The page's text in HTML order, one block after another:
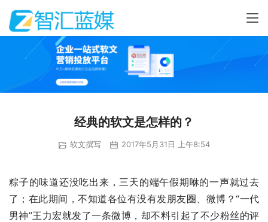
经典的软文是怎样的？
软文撰写 2017年5月31日 上午8:54
粽子的味道还没吃出来，三天的端午假期咻的一声就过去
了；在此期间，不知道各位有没有发朋友圈、微博？“一代
男神”王力宏就发了一条微博，却不料引起了不少粉丝的评